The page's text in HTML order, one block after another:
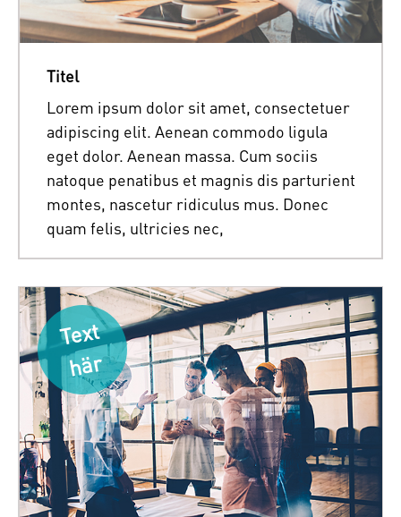
Titel
Lorem ipsum dolor sit amet, consectetuer
adipiscing elit. Aenean commodo ligula
eget dolor. Aenean massa. Cum sociis
natoque penatibus et magnis dis parturient
montes, nascetur ridiculus mus. Donec
quam felis, ultricies nec,
T
e
xt
h
är